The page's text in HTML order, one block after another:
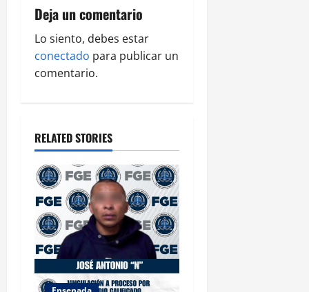
i
g
a
i
o
n
Deja un comentario
Lo siento, debes estar
conectado para publicar un
comentario.
RELATED STORIES